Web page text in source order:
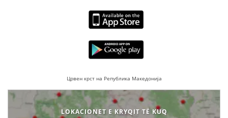
Црвен крст на Република Македонија
LOKACIONET E KRYQIT TË KUQ